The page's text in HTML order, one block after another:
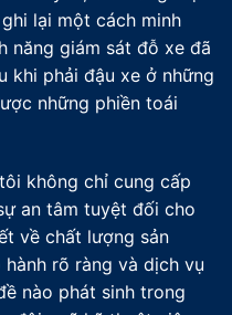
lại một cách minh
năng giám sát đỗ xe đã
khi phải đậu xe ở những
những phiền toái
không chỉ cung cấp
an tâm tuyệt đối cho
về chất lượng sản
rõ ràng và dịch vụ
nào phát sinh trong